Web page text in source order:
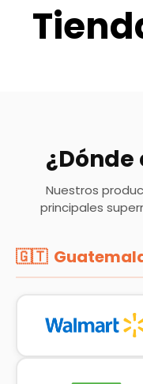
Nuestros
principales
🇬🇹